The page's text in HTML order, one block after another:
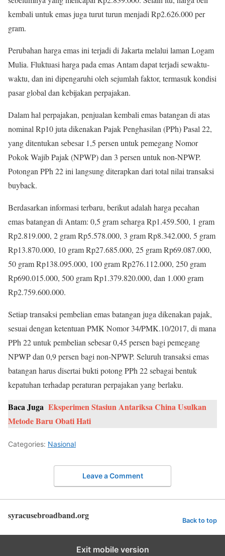
kembali untuk emas juga turut turun menjadi Rp2.626.000 per
gram.
Perubahan harga emas ini terjadi di Jakarta melalui laman Logam
Mulia. Fluktuasi harga pada emas Antam dapat terjadi sewaktu-
waktu, dan ini dipengaruhi oleh sejumlah faktor, termasuk kondisi
pasar global dan kebijakan perpajakan.
Dalam hal perpajakan, penjualan kembali emas batangan di atas
nominal Rp10 juta dikenakan Pajak Penghasilan (PPh) Pasal 22,
yang ditentukan sebesar 1,5 persen untuk pemegang Nomor
Pokok Wajib Pajak (NPWP) dan 3 persen untuk non-NPWP.
Potongan PPh 22 ini langsung diterapkan dari total nilai transaksi
buyback.
Berdasarkan informasi terbaru, berikut adalah harga pecahan
emas batangan di Antam: 0,5 gram seharga Rp1.459.500, 1 gram
Rp2.819.000, 2 gram Rp5.578.000, 3 gram Rp8.342.000, 5 gram
Rp13.870.000, 10 gram Rp27.685.000, 25 gram Rp69.087.000,
50 gram Rp138.095.000, 100 gram Rp276.112.000, 250 gram
Rp690.015.000, 500 gram Rp1.379.820.000, dan 1.000 gram
Rp2.759.600.000.
Setiap transaksi pembelian emas batangan juga dikenakan pajak,
sesuai dengan ketentuan PMK Nomor 34/PMK.10/2017, di mana
PPh 22 untuk pembelian sebesar 0,45 persen bagi pemegang
NPWP dan 0,9 persen bagi non-NPWP. Seluruh transaksi emas
batangan harus disertai bukti potong PPh 22 sebagai bentuk
kepatuhan terhadap peraturan perpajakan yang berlaku.
Baca Juga Eksperimen Stasiun Antariksa China Usulkan
Metode Baru Obati Hati
Categories: Nasional
Leave a Comment
syracusebroadband.org Back to top
Exit mobile version